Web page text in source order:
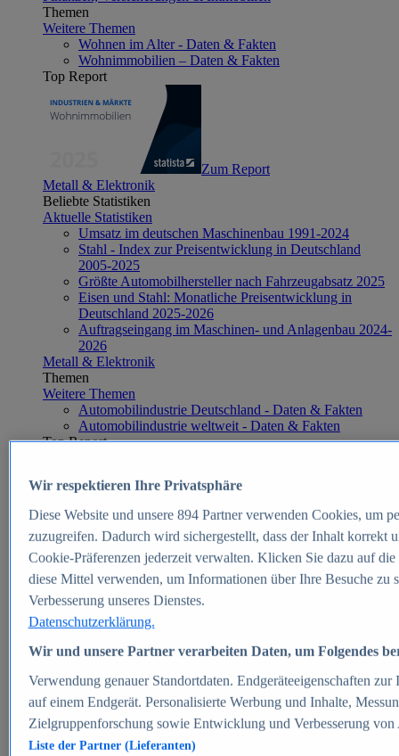
Themen
Weitere Themen
Wohnen im Alter - Daten & Fakten
Wohnimmobilien – Daten & Fakten
Top Report
Zum Report
Metall & Elektronik
Beliebte Statistiken
Aktuelle Statistiken
Umsatz im deutschen Maschinenbau 1991-2024
Stahl - Index zur Preisentwicklung in Deutschland
2005-2025
Größte Automobilhersteller nach Fahrzeugabsatz 2025
Eisen und Stahl: Monatliche Preisentwicklung in
Deutschland 2025-2026
Auftragseingang im Maschinen- und Anlagenbau 2024-
2026
Metall & Elektronik
Themen
Weitere Themen
Automobilindustrie Deutschland - Daten & Fakten
Automobilindustrie weltweit - Daten & Fakten
Top Report
Zum Report
E-commerce
Beliebte Statistiken
Aktuelle Statistiken
E-Commerce - Entwicklung des Umsatzes in
Deutschland 1999-2025
Umsatz von Amazon in Deutschland und weltweit
2010-2025
B2C-E-Commerce: Top-50 Online Shops in
Deutschland 2024
Marktanteile von Online-Zahlungsverfahren in
Deutschland 2024
Umsatzstarke Warengruppen im Online-Handel in
Deutschland 2023-2025
Wir respektieren Ihre Privatsphäre
Diese Website und unsere 894Partner verwenden Cookies, um
zuzugreifen. Dadurch wird sichergestellt, dass der Inhalt korrekt
Cookie-Präferenzen jederzeit verwalten. Klicken Sie dazu auf
diese Mittel verwenden, um Informationen über Ihre Besuche
Verbesserung unseres Dienstes.
Datenschutzerklärung.
Wir und unsere Partner verarbeiten Daten, um Folgendes
Verwendung genauer Standortdaten. Endgeräteeigenschaften
auf einem Endgerät. Personalisierte Werbung und Inhalte,
Zielgruppenforschung sowie Entwicklung und Verbesserung von
Liste der Partner (Lieferanten)